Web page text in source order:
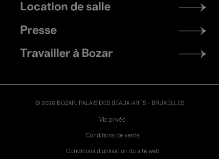
Location de salle
Presse
Travailler à Bozar
© 2026 BOZAR. PALAIS DES BEAUX-ARTS - BRUXELLES
Vie privée
Conditions de vente
Conditions d'utilisation du site web